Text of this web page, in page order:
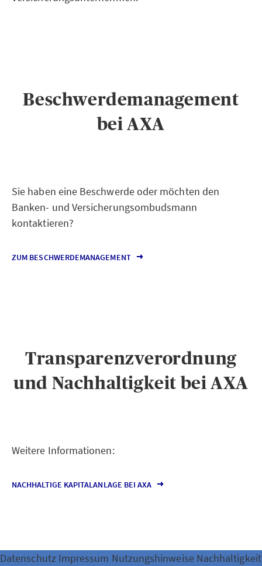
Beschwerdemanagement
bei AXA
Sie haben eine Beschwerde oder möchten den
Banken- und Versicherungsombudsmann
kontaktieren?
ZUM BESCHWERDEMANAGEMENT
Transparenzverordnung
und Nachhaltigkeit bei AXA
Weitere Informationen:
NACHHALTIGE KAPITALANLAGE BEI AXA
Datenschutz Impressum Nutzungshinweise Nachhaltigkeit